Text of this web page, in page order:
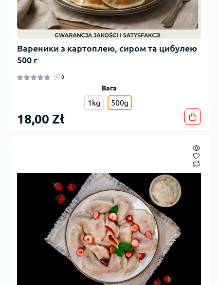
Вареники з картоплею, сиром та цибулею
500 г
0
Вага
1kg 500g
18,00 Zł